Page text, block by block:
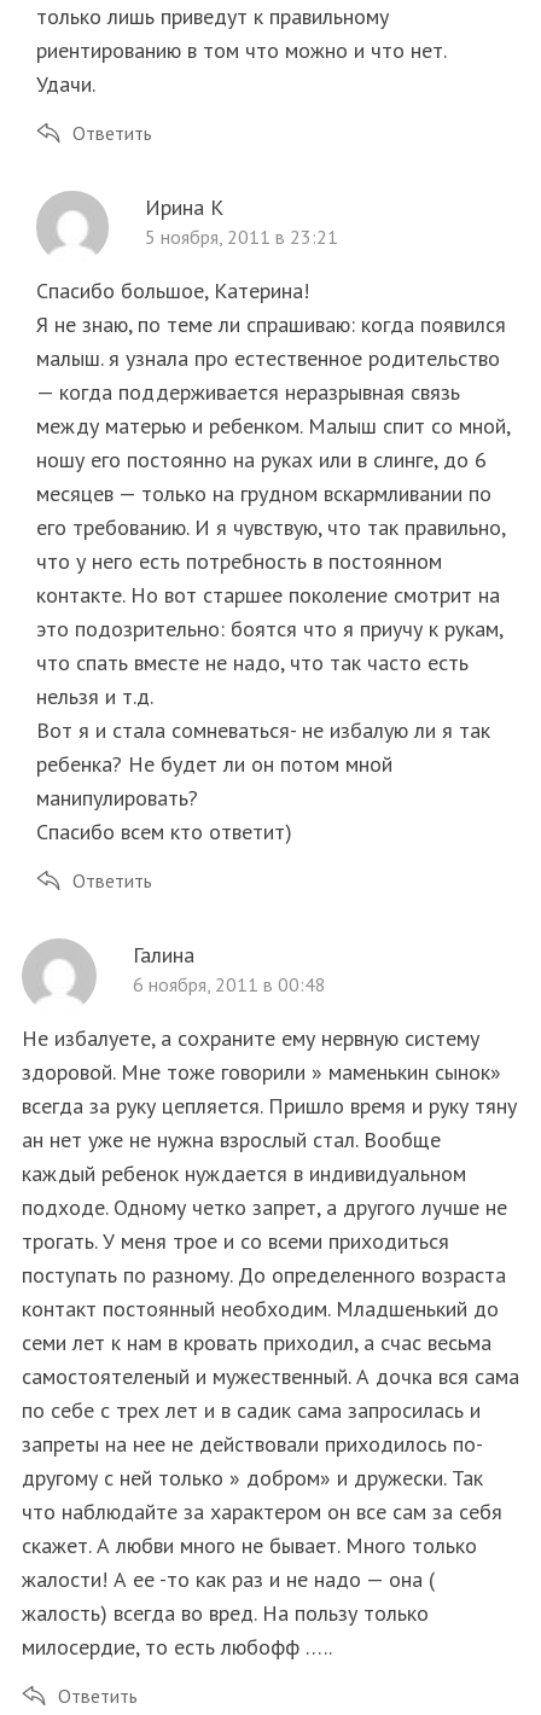
только лишь приведут к правильному
риентированию в том что можно и что нет.
Удачи.
Ответить
Ирина К
5 ноября, 2011 в 23:21
Спасибо большое, Катерина!
Я не знаю, по теме ли спрашиваю: когда появился
малыш. я узнала про естественное родительство
— когда поддерживается неразрывная связь
между матерью и ребенком. Малыш спит со мной,
ношу его постоянно на руках или в слинге, до 6
месяцев — только на грудном вскармливании по
его требованию. И я чувствую, что так правильно,
что у него есть потребность в постоянном
контакте. Но вот старшее поколение смотрит на
это подозрительно: боятся что я приучу к рукам,
что спать вместе не надо, что так часто есть
нельзя и т.д.
Вот я и стала сомневаться- не избалую ли я так
ребенка? Не будет ли он потом мной
манипулировать?
Спасибо всем кто ответит)
Ответить
Галина
6 ноября, 2011 в 00:48
Не избалуете, а сохраните ему нервную систему
здоровой. Мне тоже говорили » маменькин сынок»
всегда за руку цепляется. Пришло время и руку тяну
ан нет уже не нужна взрослый стал. Вообще
каждый ребенок нуждается в индивидуальном
подходе. Одному четко запрет, а другого лучше не
трогать. У меня трое и со всеми приходиться
поступать по разному. До определенного возраста
контакт постоянный необходим. Младшенький до
семи лет к нам в кровать приходил, а счас весьма
самостоятеленый и мужественный. А дочка вся сама
по себе с трех лет и в садик сама запросилась и
запреты на нее не действовали приходилось по-
другому с ней только » добром» и дружески. Так
что наблюдайте за характером он все сам за себя
скажет. А любви много не бывает. Много только
жалости! А ее -то как раз и не надо — она (
жалость) всегда во вред. На пользу только
милосердие, то есть любофф …..
Ответить